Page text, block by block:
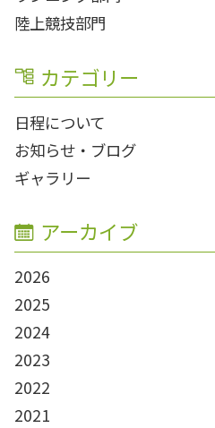
陸上競技部門
カテゴリー
日程について
お知らせ・ブログ
ギャラリー
アーカイブ
2026
2025
2024
2023
2022
2021